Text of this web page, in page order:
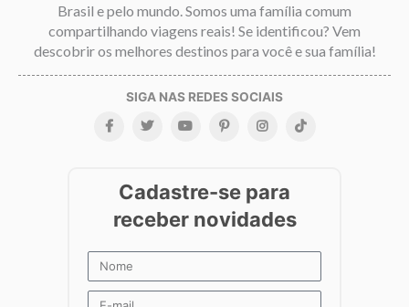
Brasil e pelo mundo. Somos uma família comum
compartilhando viagens reais! Se identificou? Vem
descobrir os melhores destinos para você e sua família!